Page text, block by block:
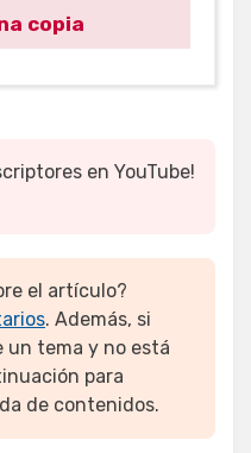
copia
en YouTube!
el artículo?
. Además, si
un tema y no está
para
de contenidos.